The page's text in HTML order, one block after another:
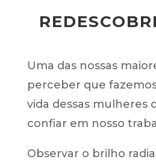
Uma das nossas
perceber que
vida dessas mulheres
confiar em nosso
Observar o brilho